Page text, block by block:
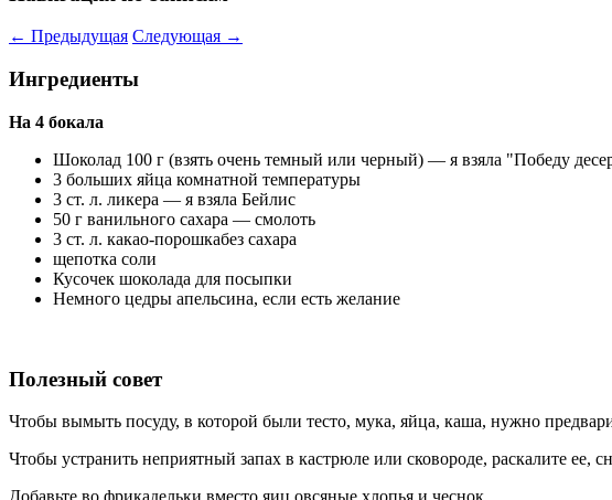
← Предыдущая Следующая →
Ингредиенты
На 4 бокала
Шоколад 100 г (взять очень темный или черный) — я взяла "Победу
3 больших яйца комнатной температуры
3 ст. л. ликера — я взяла Бейлис
50 г ванильного сахара — смолоть
3 ст. л. какао-порошкабез сахара
щепотка соли
Кусочек шоколада для посыпки
Немного цедры апельсина, если есть желание
Полезный совет
Чтобы вымыть посуду, в которой были тесто, мука, яйца, каша, нужно
Чтобы устранить неприятный запах в кастрюле или сковороде, раскалите